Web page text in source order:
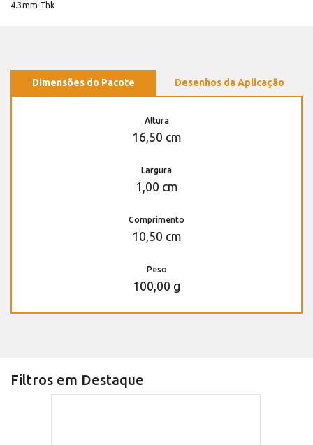
4.3mm Thk
Dimensões do Pacote Desenhos da Aplicação
Altura
16,50 cm
Largura
1,00 cm
Comprimento
10,50 cm
Peso
100,00 g
Filtros em Destaque